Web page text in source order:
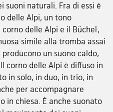
suoni naturali. Fra di essi è
delle Alpi, un tono
delle Alpi e il Büchel,
simile alla tromba assai
un suono caldo,
corno delle Alpi è diffuso in
in solo, in duo, in trio, in
per accompagnare
in chiesa. È anche suonato